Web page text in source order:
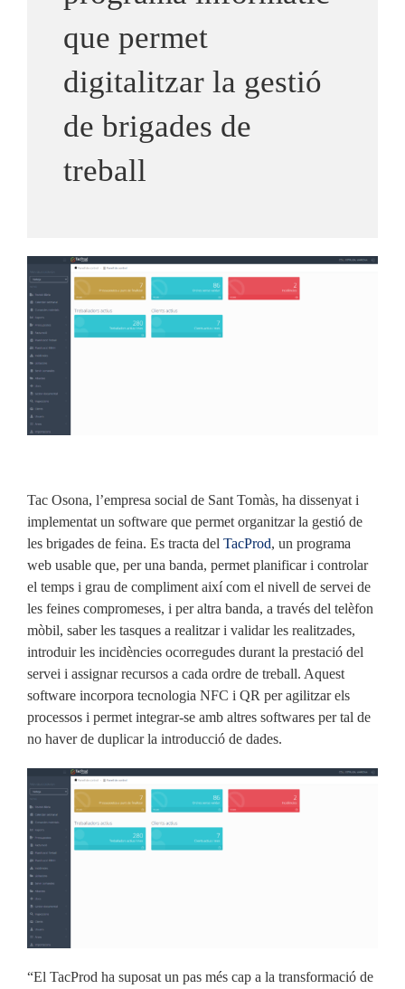
que permet
digitalitzar la gestió
de brigades de
treball
Tac Osona, l’empresa social de Sant Tomàs, ha dissenyat i
implementat un software que permet organitzar la gestió de
les brigades de feina. Es tracta del TacProd, un programa
web usable que, per una banda, permet planificar i controlar
el temps i grau de compliment així com el nivell de servei de
les feines compromeses, i per altra banda, a través del telèfon
mòbil, saber les tasques a realitzar i validar les realitzades,
introduir les incidències ocorregudes durant la prestació del
servei i assignar recursos a cada ordre de treball. Aquest
software incorpora tecnologia NFC i QR per agilitzar els
processos i permet integrar-se amb altres softwares per tal de
no haver de duplicar la introducció de dades.
“El TacProd ha suposat un pas més cap a la transformació de